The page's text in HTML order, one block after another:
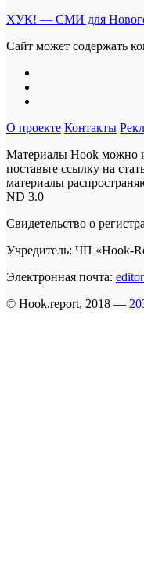
ХУК! — СМИ для Нового
Сайт может содержать
О проекте Контакты
Материалы Hook можно
поставьте ссылку на
материалы
ND 3.0
Свидетельство о
Учредитель: ЧП «Hook-
Электронная почта:
© Hook.report, 2018 —